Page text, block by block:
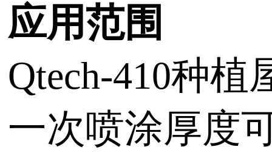
应用范围
Qtech-410种
一次喷涂厚度